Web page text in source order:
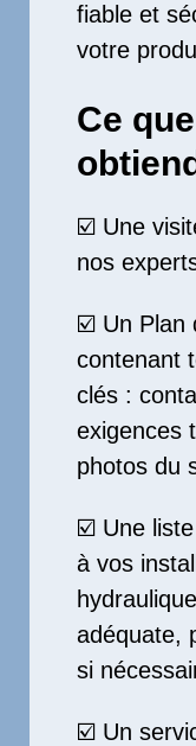
fiable et
votre
Ce
☑️ Une
nos
☑️ Un Plan
contenant
clés :
exigences
photos du
☑️ Une liste
à vos
adéquate,
si
☑️ Un